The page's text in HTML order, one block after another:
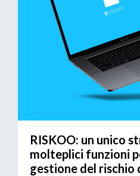
RISKOO: un unico
molteplici funzioni
gestione del rischio